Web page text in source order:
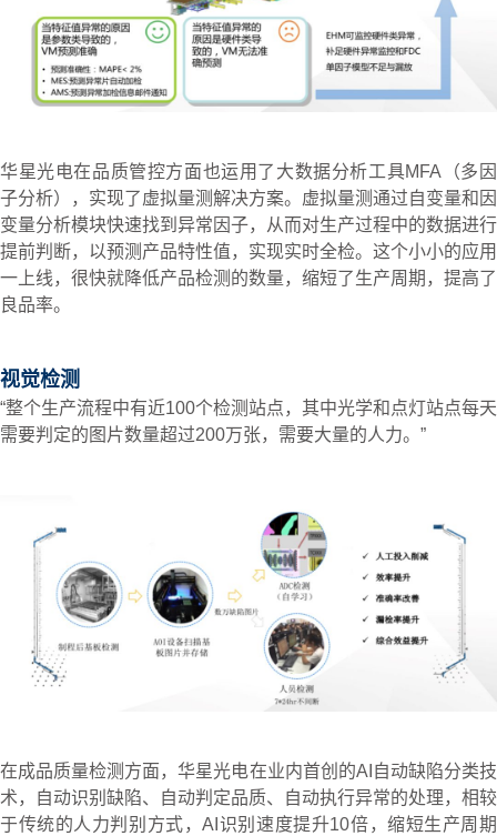
华星光电在品质管控方面也运用了大数据分析工具MFA（多因
子分析），实现了虚拟量测解决方案。虚拟量测通过自变量和因
变量分析模块快速找到异常因子，从而对生产过程中的数据进行
提前判断，以预测产品特性值，实现实时全检。这个小小的应用
一上线，很快就降低产品检测的数量，缩短了生产周期，提高了
良品率。
视觉检测
“整个生产流程中有近100个检测站点，其中光学和点灯站点每天
需要判定的图片数量超过200万张，需要大量的人力。”
在成品质量检测方面，华星光电在业内首创的AI自动缺陷分类技
术，自动识别缺陷、自动判定品质、自动执行异常的处理，相较
于传统的人力判别方式，AI识别速度提升10倍，缩短生产周期